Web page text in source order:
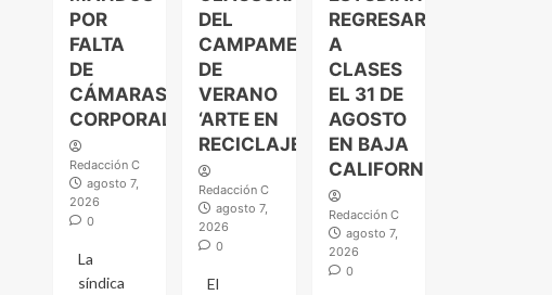
POR
FALTA
DE
CÁMARAS
CORPORALES
Redacción C
agosto 7,
2026
0
La
síndica
DEL
CAMPAMENTO
DE
VERANO
‘ARTE EN
RECICLAJE’
Redacción C
agosto 7,
2026
0
El
REGRESARÁN
A
CLASES
EL 31 DE
AGOSTO
EN BAJA
CALIFORNIA
Redacción C
agosto 7,
2026
0